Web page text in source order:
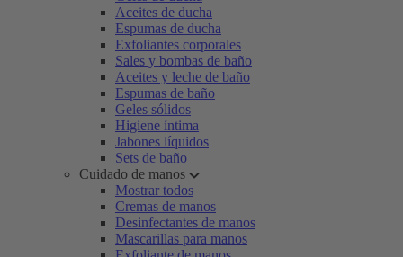
Aceites de ducha
Espumas de ducha
Exfoliantes corporales
Sales y bombas de baño
Aceites y leche de baño
Espumas de baño
Geles sólidos
Higiene íntima
Jabones líquidos
Sets de baño
Cuidado de manos
Mostrar todos
Cremas de manos
Desinfectantes de manos
Mascarillas para manos